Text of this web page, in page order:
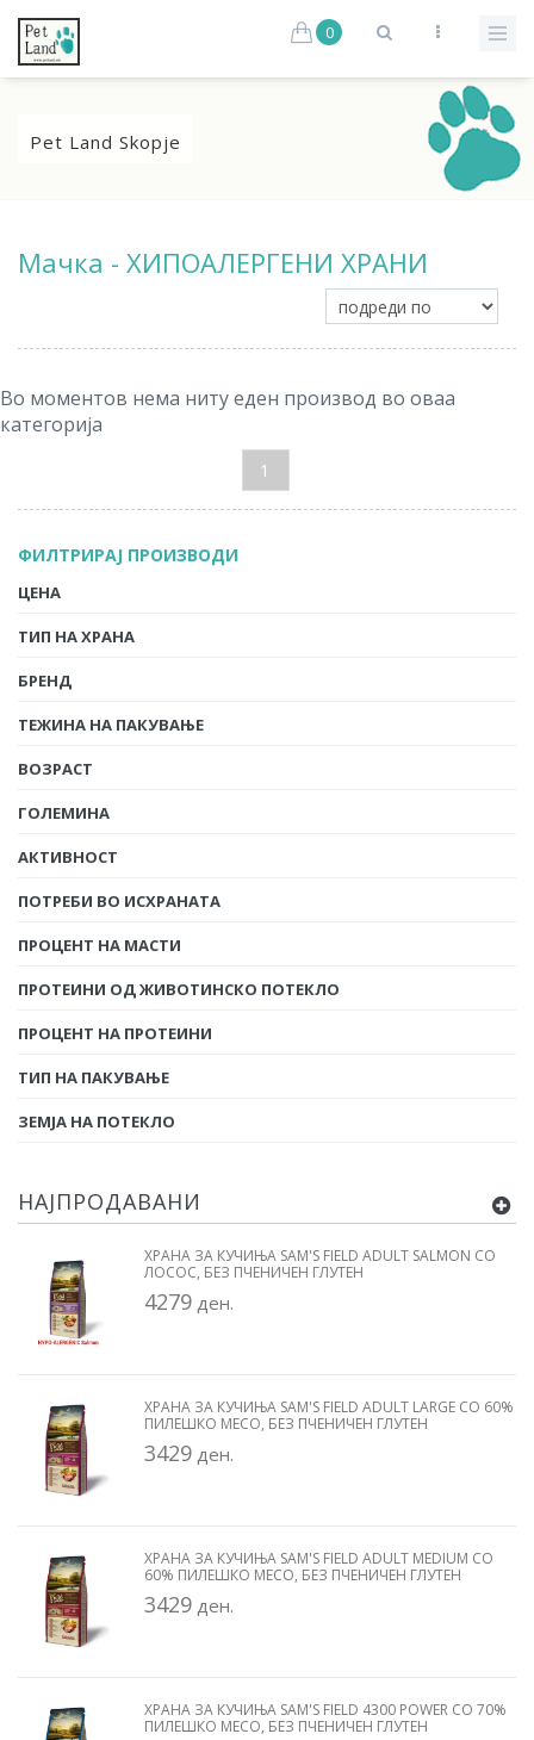
0
Pet Land Skopje
Мачка - ХИПОАЛЕРГЕНИ ХРАНИ
Во моментов нема ниту еден производ во оваа
категорија
1
ФИЛТРИРАЈ ПРОИЗВОДИ
ЦЕНА
ТИП НА ХРАНА
БРЕНД
ТЕЖИНА НА ПАКУВАЊЕ
ВОЗРАСТ
ГОЛЕМИНА
АКТИВНОСТ
ПОТРЕБИ ВО ИСХРАНАТА
ПРОЦЕНТ НА МАСТИ
ПРОТЕИНИ ОД ЖИВОТИНСКО ПОТЕКЛО
ПРОЦЕНТ НА ПРОТЕИНИ
ТИП НА ПАКУВАЊЕ
ЗЕМЈА НА ПОТЕКЛО
НАЈПРОДАВАНИ
ХРАНА ЗА КУЧИЊА SAM'S FIELD ADULT SALMON СО
ЛОСОС, БЕЗ ПЧЕНИЧЕН ГЛУТЕН
4279 ден.
ХРАНА ЗА КУЧИЊА SAM'S FIELD ADULT LARGE СО 60%
ПИЛЕШКО МЕСО, БЕЗ ПЧЕНИЧЕН ГЛУТЕН
3429 ден.
ХРАНА ЗА КУЧИЊА SAM'S FIELD ADULT MEDIUM СО
60% ПИЛЕШКО МЕСО, БЕЗ ПЧЕНИЧЕН ГЛУТЕН
3429 ден.
ХРАНА ЗА КУЧИЊА SAM'S FIELD 4300 POWER СО 70%
ПИЛЕШКО МЕСО, БЕЗ ПЧЕНИЧЕН ГЛУТЕН